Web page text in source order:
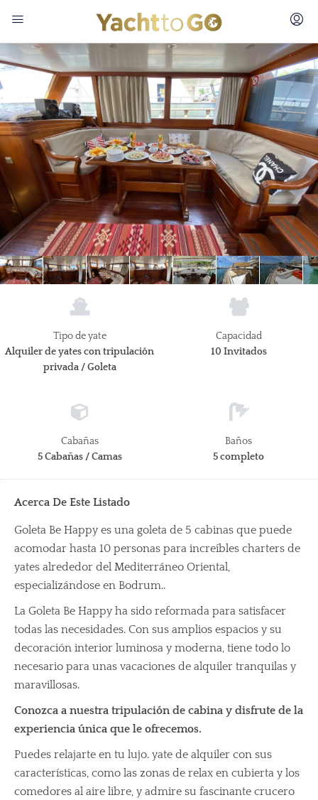
Tipo de yate
Alquiler de yates con tripulación
privada / Goleta
Capacidad
10 Invitados
Cabañas
5 Cabañas / Camas
Baños
5 completo
Acerca De Este Listado
Goleta Be Happy es una goleta de 5 cabinas que puede
acomodar hasta 10 personas para increíbles charters de
yates alrededor del Mediterráneo Oriental,
especializándose en Bodrum..
La Goleta Be Happy ha sido reformada para satisfacer
todas las necesidades. Con sus amplios espacios y su
decoración interior luminosa y moderna, tiene todo lo
necesario para unas vacaciones de alquiler tranquilas y
maravillosas.
Conozca a nuestra tripulación de cabina y disfrute de la
experiencia única que le ofrecemos.
Puedes relajarte en tu lujo. yate de alquiler con sus
características, como las zonas de relax en cubierta y los
comedores al aire libre, y admire su fascinante crucero